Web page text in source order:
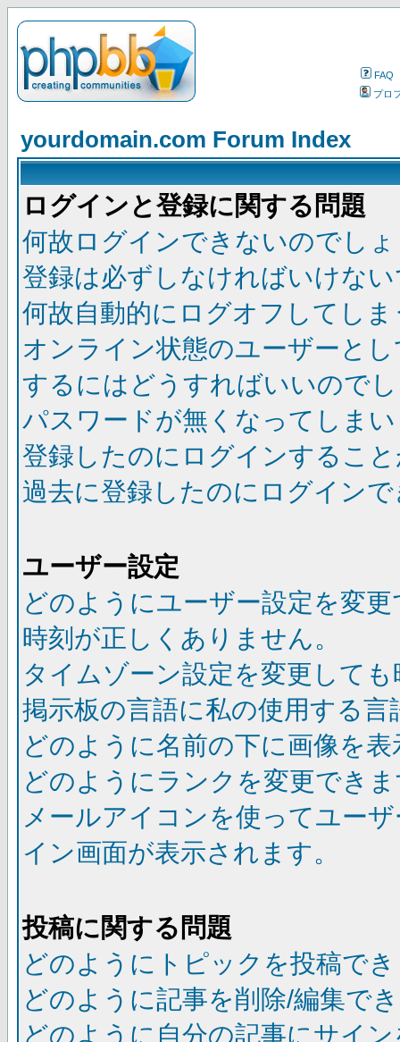
FAQ
プロ
yourdomain.com Forum Index
ログインと登録に関する問題
何故ログインできないのでし
登録は必ずしなければいけな
何故自動的にログオフしてし
オンライン状態のユーザーと
するにはどうすればいいので
パスワードが無くなってしま
登録したのにログインするこ
過去に登録したのにログイン
ユーザー設定
どのようにユーザー設定を変
時刻が正しくありません。
タイムゾーン設定を変更して
掲示板の言語に私の使用する
どのように名前の下に画像を
どのようにランクを変更でき
メールアイコンを使ってユー
イン画面が表示されます。
投稿に関する問題
どのようにトピックを投稿で
どのように記事を削除/編集で
どのように自分の記事にサイ